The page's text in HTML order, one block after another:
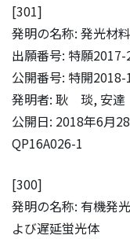
[301]
発明の名称: 発光材
出願番号: 特願
公開番号: 特開2018-
発明者: 耿 琰, 安
公開日: 2018年6月
QP16A026-1
[300]
発明の名称: 有機発
よび遅延蛍光体